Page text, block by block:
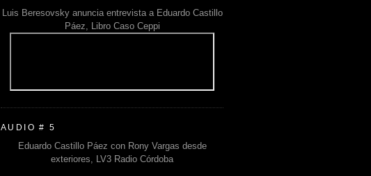
Luis Beresovsky anuncia entrevista a Eduardo Castillo
Páez, Libro Caso Ceppi
AUDIO # 5
Eduardo Castillo Páez con Rony Vargas desde
exteriores, LV3 Radio Córdoba